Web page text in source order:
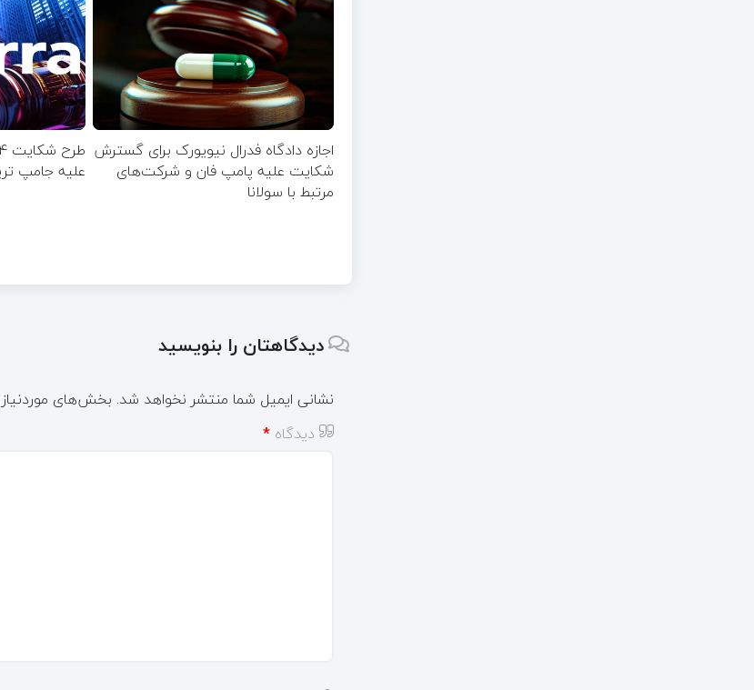
اجازه دادگاه فدرال نیویورک برای گسترش
شکایت علیه پامپ فان و شرکت‌های
مرتبط با سولانا
علیه جامپ
دیدگاهتان را بنویسید
نشانی ایمیل شما منتشر نخواهد شد. بخش‌های
دیدگاه *